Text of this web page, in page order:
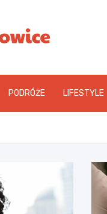
PODRÓŻE LIFESTYLE